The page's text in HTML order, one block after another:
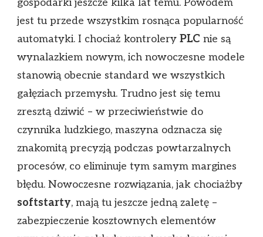
gospodarki jeszcze kilka lat temu. Powodem
jest tu przede wszystkim rosnąca popularność
automatyki. I chociaż kontrolery PLC nie są
wynalazkiem nowym, ich nowoczesne modele
stanowią obecnie standard we wszystkich
gałęziach przemysłu. Trudno jest się temu
zresztą dziwić – w przeciwieństwie do
czynnika ludzkiego, maszyna odznacza się
znakomitą precyzją podczas powtarzalnych
procesów, co eliminuje tym samym margines
błędu. Nowoczesne rozwiązania, jak chociażby
softstarty, mają tu jeszcze jedną zaletę –
zabezpieczenie kosztownych elementów